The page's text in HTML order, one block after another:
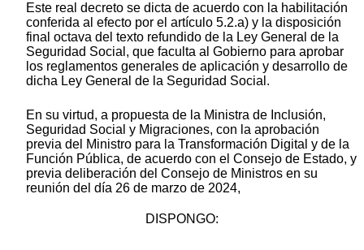
Este real decreto se dicta de acuerdo con la habilitación
conferida al efecto por el artículo 5.2.a) y la disposición
final octava del texto refundido de la Ley General de la
Seguridad Social, que faculta al Gobierno para aprobar
los reglamentos generales de aplicación y desarrollo de
dicha Ley General de la Seguridad Social.
En su virtud, a propuesta de la Ministra de Inclusión,
Seguridad Social y Migraciones, con la aprobación
previa del Ministro para la Transformación Digital y de la
Función Pública, de acuerdo con el Consejo de Estado, y
previa deliberación del Consejo de Ministros en su
reunión del día 26 de marzo de 2024,
DISPONGO: